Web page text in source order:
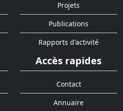
Projets
Publications
Rapports d'activité
Accès rapides
Contact
Annuaire